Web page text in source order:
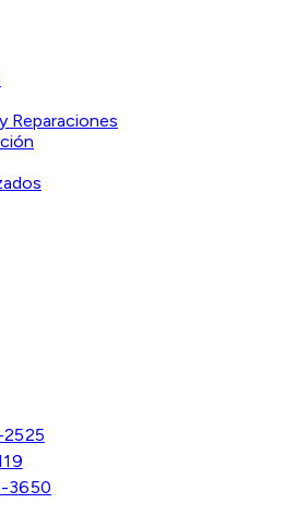
Reparaciones
3650